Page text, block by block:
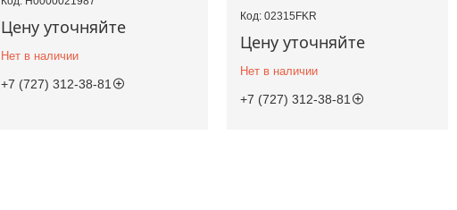
Цену уточняйте
Нет в наличии
+7 (727) 312-38-81
02315FKR
Цену уточняйте
Нет в наличии
+7 (727) 312-38-81